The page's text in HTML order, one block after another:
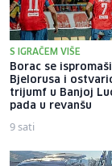
S IGRAČEM VIŠE
Borac se
Bjelorusa i
trijumf u Banjoj
pada u revanšu
9 sati